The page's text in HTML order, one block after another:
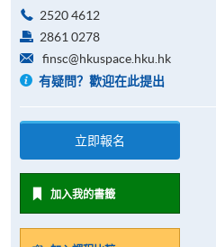
2520 4612
2861 0278
finsc@hkuspace.hku.hk
有疑問？歡迎在此提出
立即報名
加入我的書籤